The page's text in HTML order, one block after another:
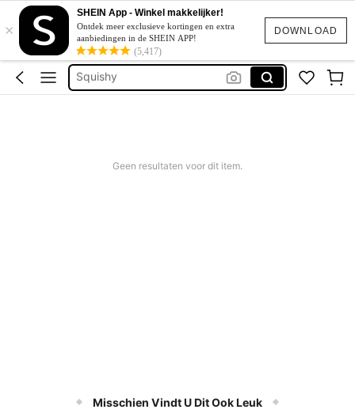
DOWNLOAD
×
SHEIN App - Winkel makkelijker!
Ontdek meer exclusieve kortingen en extra
aanbiedingen in de SHEIN APP!
(5,417)
Corrigerend Badpak
Katoen
Squishy
Bikini
Geen resultaten voor dit item.
Misschien Vindt U Dit Ook Leuk